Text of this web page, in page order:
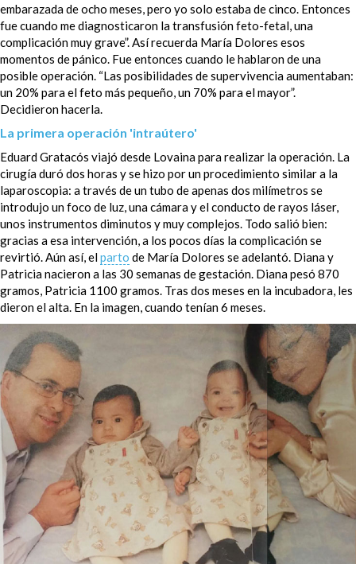
embarazada de ocho meses, pero yo solo estaba de cinco. Entonces
fue cuando me diagnosticaron la transfusión feto-fetal, una
complicación muy grave”. Así recuerda María Dolores esos
momentos de pánico. Fue entonces cuando le hablaron de una
posible operación. “Las posibilidades de supervivencia aumentaban:
un 20% para el feto más pequeño, un 70% para el mayor”.
Decidieron hacerla.
La primera operación 'intraútero'
Eduard Gratacós viajó desde Lovaina para realizar la operación. La
cirugía duró dos horas y se hizo por un procedimiento similar a la
laparoscopia: a través de un tubo de apenas dos milímetros se
introdujo un foco de luz, una cámara y el conducto de rayos láser,
unos instrumentos diminutos y muy complejos. Todo salió bien:
gracias a esa intervención, a los pocos días la complicación se
revirtió. Aún así, elparto de María Dolores se adelantó. Diana y
Patricia nacieron a las 30 semanas de gestación. Diana pesó 870
gramos, Patricia 1100 gramos. Tras dos meses en la incubadora, les
dieron el alta. En la imagen, cuando tenían 6 meses.